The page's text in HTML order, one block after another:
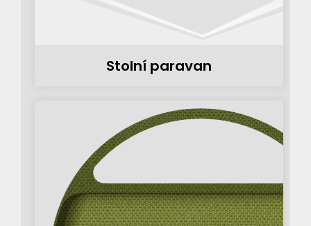
Stolní paravan